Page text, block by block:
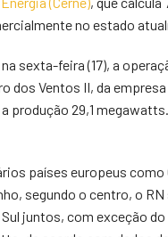
no estado
sexta-feira (17), a
dos Ventos II, da
29,1
países europeus como
segundo o centro, o
juntos, com exceção